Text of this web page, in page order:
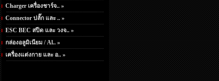
Charger เครื่องชาร์จ.. »
Connector ปลั๊ก และ .. »
ESC BEC สปีด และ วงจ.. »
กล่องอลูมิเนียม / Al.. »
เครื่องแต่งกาย และ อ.. »